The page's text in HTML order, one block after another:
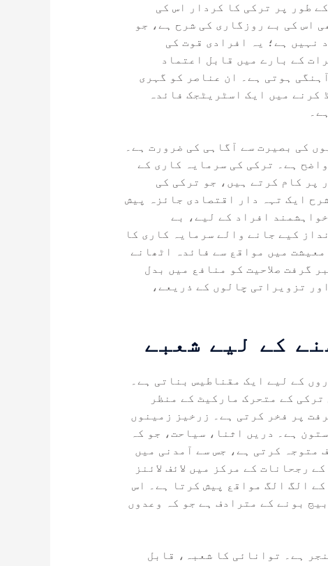
طور پر ترکی کا کردار اس کی
اس کی بے روزگاری کی شرح ہے، جو
نہیں ہے؛ یہ افرادی قوت کی
کے بارے میں قابل اعتماد
ہوتی ہے۔ ان عناصر کو گہری
میں ایک اسٹریٹجک فائدہ
کی بصیرت سے آگاہی کی ضرورت ہے۔
ہے۔ ترکی کی سرمایہ کاری کے
پر کام کرتے ہیں، جو ترکی کی
ایک تہہ دار اقتصادی جائزہ پیش
افراد کے لیے، بے
کیے جانے والے سرمایہ کاری کا
میں مواقع سے فائدہ اٹھانے
گرفت صلاحیت کو منافع میں بدل
تزویراتی چالوں کے ذریعے،
کے لیے شعبے
کے لیے ایک مقناطیس بناتی ہے۔
کے متحرک مارکیٹ کے منظر
پر فخر کرتی ہے۔ زرخیز زمینوں
ہے۔ دریں اثنا، سیاحت، جو کہ
متوجہ کرتی ہے، جس سے آمدنی میں
رجحانات کے مرکز میں لائف لائنز
الگ الگ مواقع پیش کرتا ہے۔ اس
بونے کے مترادف ہے جو کہ وعدوں
ہے۔ توانائی کا شعبہ، قابل